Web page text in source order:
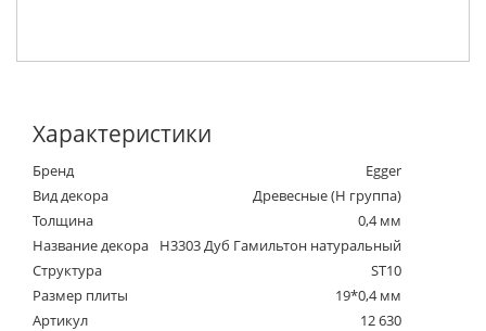
Характеристики
Бренд
Egger
Вид декора
Древесные (Н группа)
Толщина
0,4 мм
Название декора
H3303 Дуб Гамильтон натуральный
Структура
ST10
Размер плиты
19*0,4 мм
Артикул
12 630